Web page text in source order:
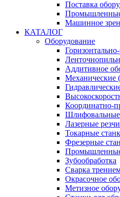
Поставка
Машинное
КАТАЛОГ
Оборудование
Аддитивное
Механические
Координатно-
Шлифовальные
Лазерные
Токарные
Фрезерные
Зубообработка
Сварка
Окрасочное
Метизное